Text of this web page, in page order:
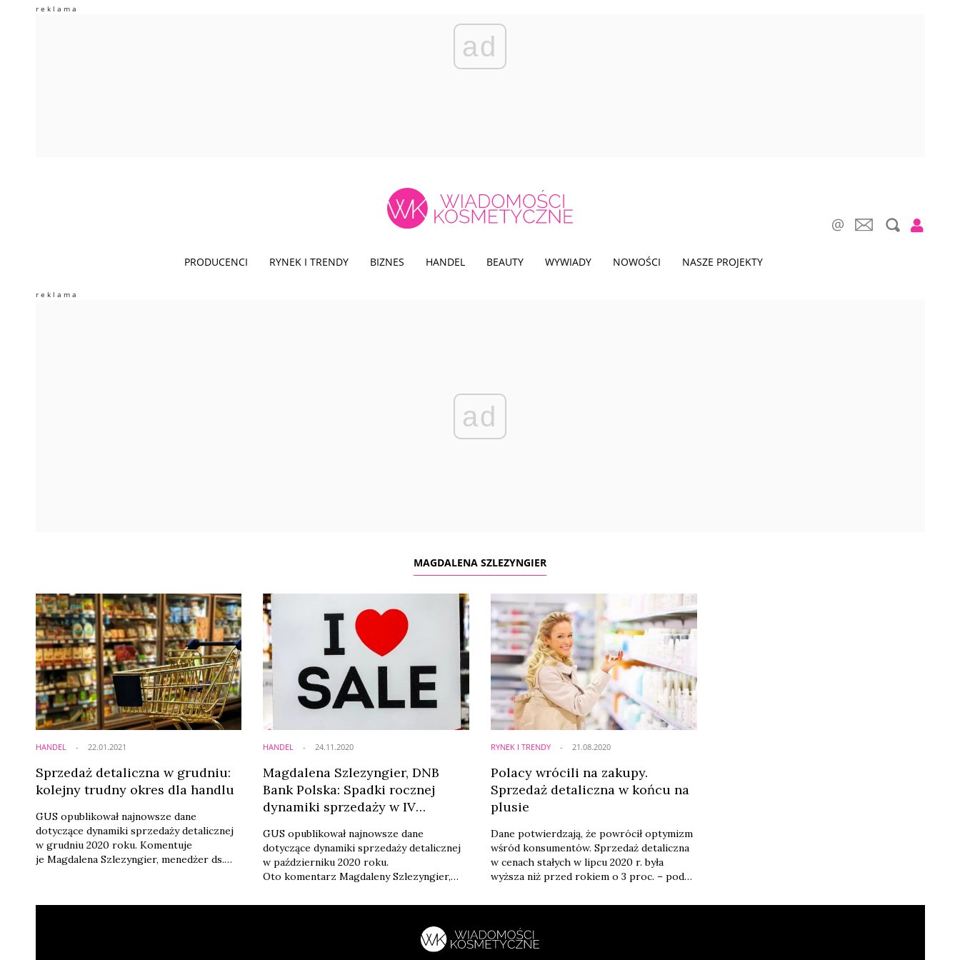
ad
PRODUCENCI RYNEK I TRENDY BIZNES HANDEL BEAUTY WYWIADY NOWOŚCI NASZE PROJEKTY
ad
MAGDALENA SZLEZYNGIER
HANDEL
Sprzedaż detaliczna w grudniu:
kolejny trudny okres dla handlu
GUS opublikował najnowsze dane
dotyczące dynamiki sprzedaży detalicznej
w grudniu 2020 roku. Komentuje
je Magdalena Szlezyngier, menedżer ds.
22.01.2021 HANDEL
Magdalena Szlezyngier, DNB
Bank Polska: Spadki rocznej
dynamiki sprzedaży w IV
wiosnę
GUS opublikował najnowsze dane
dotyczące dynamiki sprzedaży detalicznej
w październiku 2020 roku.
Oto komentarz Magdaleny Szlezyngier,
w DNB Bank Polska.
24.11.2020 RYNEK I TRENDY
Polacy wrócili na zakupy.
Sprzedaż detaliczna w końcu na
plusie
Dane potwierdzają, że powrócił optymizm
wśród konsumentów. Sprzedaż detaliczna
w cenach stałych w lipcu 2020 r. była
wyższa niż przed rokiem o 3 proc. – podał
czerwcem br. wyniósł 6,5 proc.
21.08.2020